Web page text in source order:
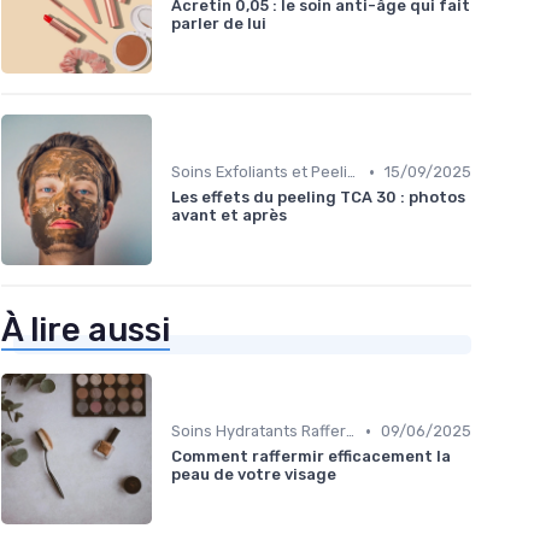
Acretin 0,05 : le soin anti-âge qui fait
parler de lui
Soins Exfoliants et Peeling • 15/09/2025
Les effets du peeling TCA 30 : photos
avant et après
À lire aussi
Soins Hydratants Raffermissants • 09/06/2025
Comment raffermir efficacement la
peau de votre visage